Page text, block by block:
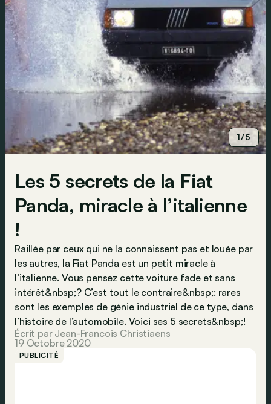
1/5
Les 5 secrets de la Fiat
Panda, miracle à l’italienne
!
Raillée par ceux qui ne la connaissent pas et louée par
les autres, la Fiat Panda est un petit miracle à
l’italienne. Vous pensez cette voiture fade et sans
intérêt&nbsp;? C’est tout le contraire&nbsp;: rares
sont les exemples de génie industriel de ce type, dans
l’histoire de l’automobile. Voici ses 5 secrets&nbsp;!
Écrit par Jean-Francois Christiaens
19 Octobre 2020
PUBLICITÉ